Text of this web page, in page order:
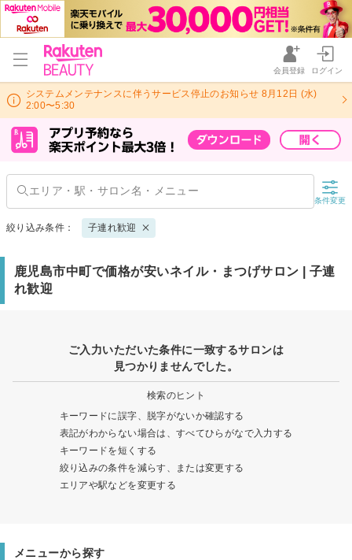
会員登録 ログイン
システムメンテナンスに伴うサービス停止のお知らせ 8月12日 (水)
2:00〜5:30
条件変更
絞り込み条件： 子連れ歓迎
鹿児島市中町で価格が安いネイル・まつげサロン | 子連
れ歓迎
ご入力いただいた条件に一致するサロンは
見つかりませんでした。
検索のヒント
キーワードに誤字、脱字がないか確認する
表記がわからない場合は、すべてひらがなで入力する
キーワードを短くする
絞り込みの条件を減らす、または変更する
エリアや駅などを変更する
メニューから探す